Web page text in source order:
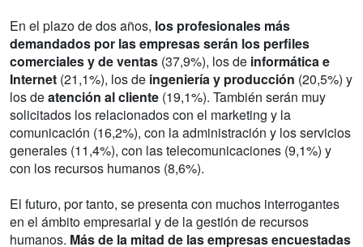
En el plazo de dos años, los profesionales más
demandados por las empresas serán los perfiles
comerciales y de ventas (37,9%), los de informática e
Internet (21,1%), los de ingeniería y producción (20,5%) y
los deatención al cliente (19,1%). También serán muy
solicitados los relacionados con el marketing y la
comunicación (16,2%), con la administración y los servicios
generales (11,4%), con las telecomunicaciones (9,1%) y
con los recursos humanos (8,6%).
El futuro, por tanto, se presenta con muchos interrogantes
en el ámbito empresarial y de la gestión de recursos
humanos. Más de la mitad de las empresas encuestadas